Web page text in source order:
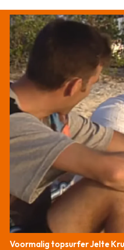
Voormalig topsurfer Jelte